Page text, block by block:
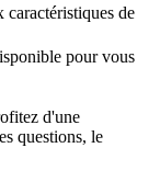
caractéristiques de
pour vous
d'une
questions, le